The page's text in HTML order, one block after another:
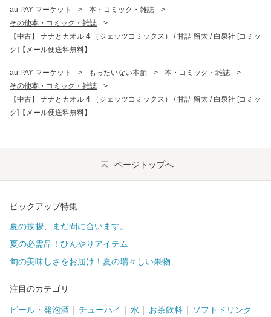
au PAY マーケット > 本・コミック・雑誌
>
その他本・コミック・雑誌
>
【中古】 ナナとカオル 4 （ジェッツコミックス） / 甘詰 留太 / 白泉社 [コミッ
ク]【メール便送料無料】
au PAY マーケット > もったいない本舗 > 本・コミック・雑誌
>
その他本・コミック・雑誌
>
【中古】 ナナとカオル 4 （ジェッツコミックス） / 甘詰 留太 / 白泉社 [コミッ
ク]【メール便送料無料】
ページトップへ
ピックアップ特集
夏の挨拶、まだ間に合います。
夏の必需品！ひんやりアイテム
旬の美味しさをお届け！夏の瑞々しい果物
注目のカテゴリ
ビール・発泡酒 チューハイ 水 お茶飲料 ソフトドリンク